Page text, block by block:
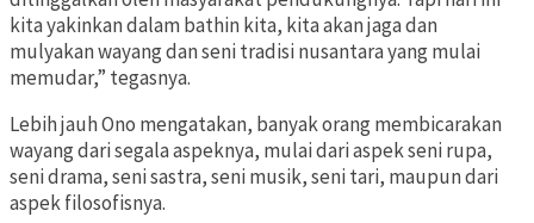
kita yakinkan dalam bathin kita, kita akan jaga dan
mulyakan wayang dan seni tradisi nusantara yang mulai
memudar,” tegasnya.
Lebih jauh Ono mengatakan, banyak orang membicarakan
wayang dari segala aspeknya, mulai dari aspek seni rupa,
seni drama, seni sastra, seni musik, seni tari, maupun dari
aspek filosofisnya.